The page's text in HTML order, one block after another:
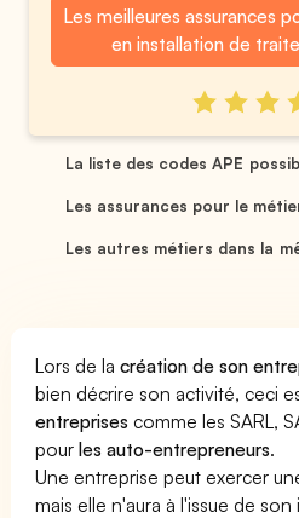
Les meilleures assurances
en installation de
La liste des codes APE
Les assurances pour le
Les autres métiers dans la
Lors de lacréation de son
bien décrire son activité, ceci
entreprises comme les SARL,
pourles auto-entrepreneurs.
Une entreprise peut exercer
mais elle n'aura à l'issue de